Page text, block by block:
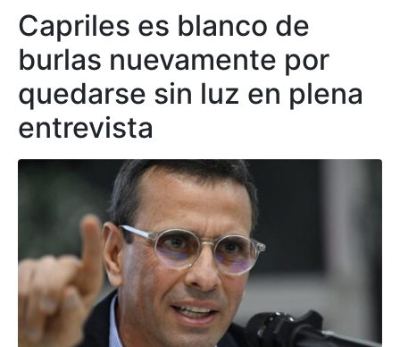
Capriles es blanco de
burlas nuevamente por
quedarse sin luz en plena
entrevista